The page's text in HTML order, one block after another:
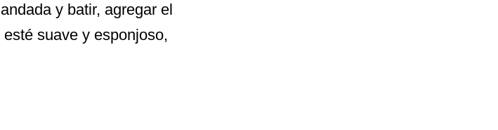
y batir, agregar el
suave y esponjoso,